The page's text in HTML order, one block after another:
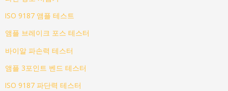
ISO 9187 앰플 테스트
앰플 브레이크 포스 테스터
바이알 파손력 테스터
앰플 3포인트 벤드 테스터
ISO 9187 파단력 테스터